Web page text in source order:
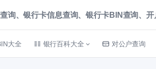
询、银行卡信息查询、银行卡BIN查询、
大全 银行百科大全 对公户查询